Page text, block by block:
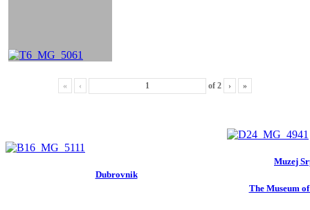
« ‹ of 2 › »
Dubrovnik
Muzej
The Museum